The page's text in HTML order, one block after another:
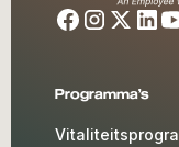
Programma's